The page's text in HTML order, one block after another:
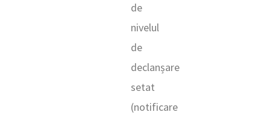
de
nivelul
de
declanșare
setat
(notificare